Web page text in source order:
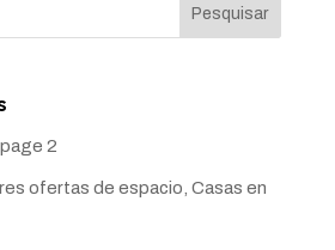
Pesquisar
2
ofertas de espacio, Casas en